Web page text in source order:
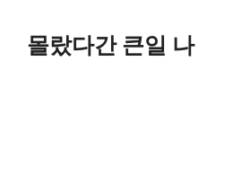
몰랐다간 큰일 나